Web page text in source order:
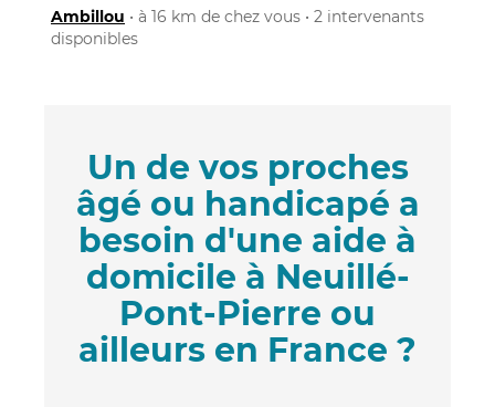
Ambillou • à 16 km de chez vous • 2 intervenants
disponibles
Un de vos proches
âgé ou handicapé a
besoin d'une aide à
domicile à Neuillé-
Pont-Pierre ou
ailleurs en France ?